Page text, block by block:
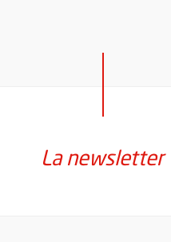
La newsletter
lettre d'information de la